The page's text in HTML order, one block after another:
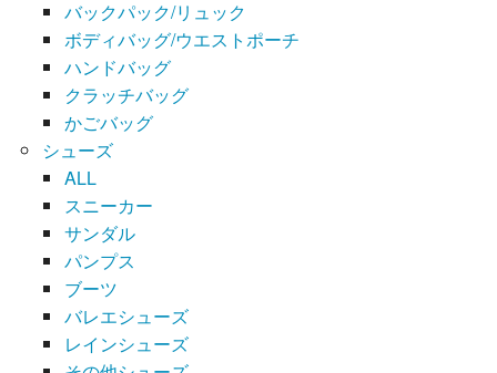
バックパック/リュック
ボディバッグ/ウエストポーチ
ハンドバッグ
クラッチバッグ
かごバッグ
シューズ
ALL
スニーカー
サンダル
パンプス
ブーツ
バレエシューズ
レインシューズ